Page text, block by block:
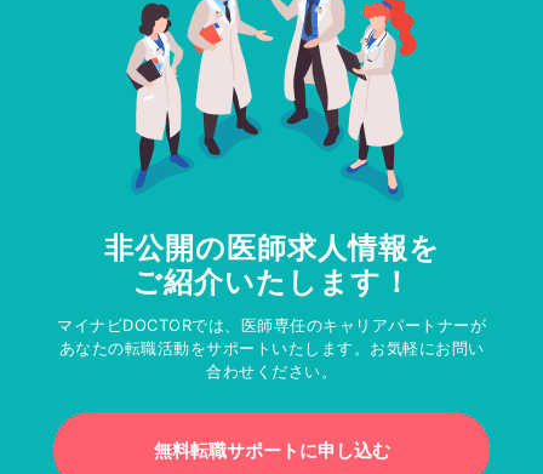
非公開の医師求人情報を
ご紹介いたします！
マイナビDOCTORでは、医師専任のキャリアパートナーが
あなたの転職活動をサポートいたします。お気軽にお問い
合わせください。
無料転職サポートに申し込む